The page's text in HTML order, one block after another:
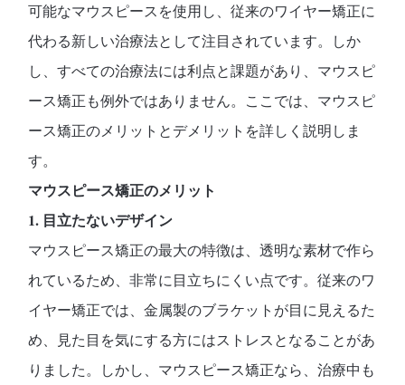
可能なマウスピースを使用し、従来のワイヤー矯正に
代わる新しい治療法として注目されています。しか
し、すべての治療法には利点と課題があり、マウスピ
ース矯正も例外ではありません。ここでは、マウスピ
ース矯正のメリットとデメリットを詳しく説明しま
す。
マウスピース矯正のメリット
1. 目立たないデザイン
マウスピース矯正の最大の特徴は、透明な素材で作ら
れているため、非常に目立ちにくい点です。従来のワ
イヤー矯正では、金属製のブラケットが目に見えるた
め、見た目を気にする方にはストレスとなることがあ
りました。しかし、マウスピース矯正なら、治療中も